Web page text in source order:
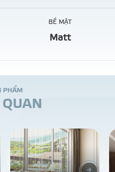
BỀ MẶT
Matt
PHẨM
QUAN